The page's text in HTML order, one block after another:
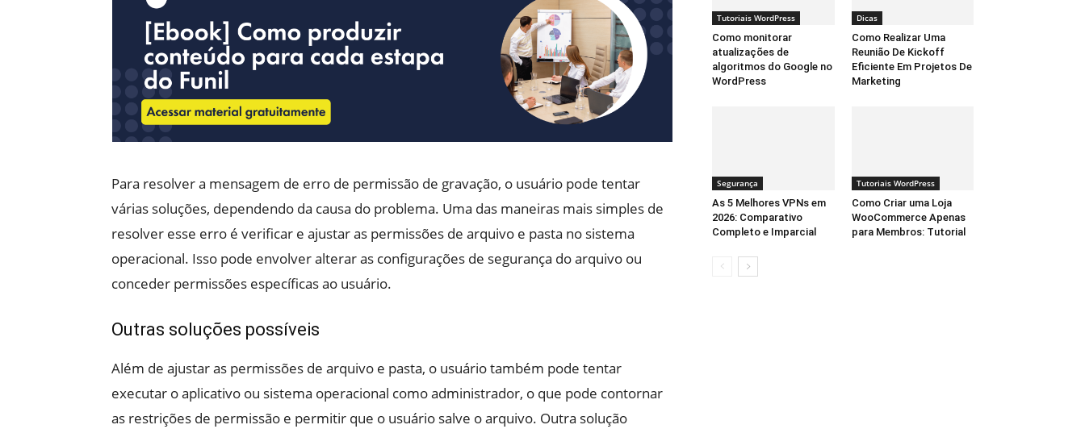
Para resolver a mensagem de erro de permissão de gravação, o usuário pode tentar
várias soluções, dependendo da causa do problema. Uma das maneiras mais simples de
resolver esse erro é verificar e ajustar as permissões de arquivo e pasta no sistema
operacional. Isso pode envolver alterar as configurações de segurança do arquivo ou
conceder permissões específicas ao usuário.
Outras soluções possíveis
Além de ajustar as permissões de arquivo e pasta, o usuário também pode tentar
executar o aplicativo ou sistema operacional como administrador, o que pode contornar
as restrições de permissão e permitir que o usuário salve o arquivo. Outra solução
Tutoriais WordPress
Como monitorar
atualizações de
algoritmos do Google no
WordPress
Dicas
Como Realizar Uma
Reunião De Kickoff
Eficiente Em Projetos De
Marketing
Segurança
As 5 Melhores VPNs em
2026: Comparativo
Completo e Imparcial
Tutoriais WordPress
Como Criar uma Loja
WooCommerce Apenas
para Membros: Tutorial